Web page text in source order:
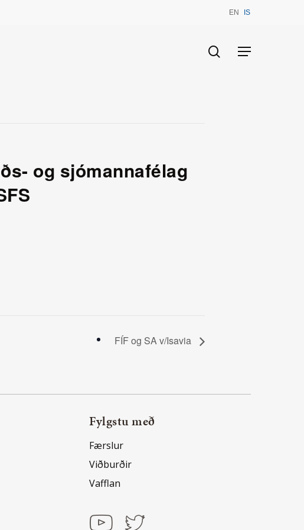
EN IS
search
Menu
og sjómannafélag
FÍF og SA v/Isavia
Fylgstu með
Færslur
Viðburðir
Vafflan